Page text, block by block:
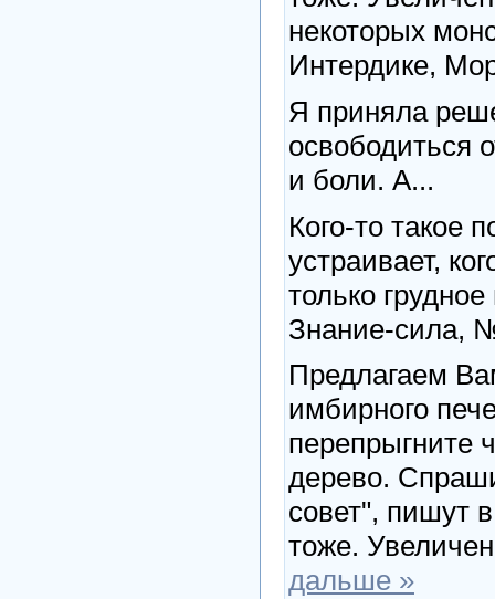
некоторых
Интердике,
Я приняла
освободиться
и боли. А...
Кого-то такое
устраивает,
только
Знание-сила,
Предлагаем
имбирного
перепрыгните
дерево.
совет", пишут
тоже.
дальше »